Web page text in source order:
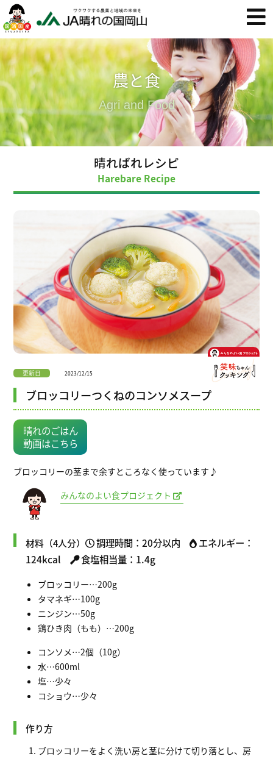
農と食
Agri and Food
晴ればれレシピ
Harebare Recipe
更新日 2023/12/15
ブロッコリーつくねのコンソメスープ
晴れのごはん
動画はこちら
ブロッコリーの茎まで余すところなく使っています♪
みんなのよい食プロジェクト
材料（4人分） 調理時間：20分以内
エネルギー：
124kcal
食塩相当量：1.4g
ブロッコリー…200g
タマネギ…100g
ニンジン…50g
鶏ひき肉（もも）…200g
コンソメ…2個（10g）
水…600ml
塩…少々
コショウ…少々
作り方
ブロッコリーをよく洗い房と茎に分けて切り落とし、房